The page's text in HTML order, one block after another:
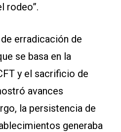
rodeo”.
erradicación de
se basa en la
y el sacrificio de
avances
la persistencia de
generaba